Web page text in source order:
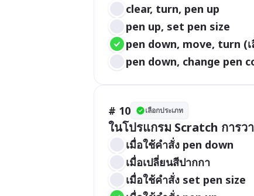
clear, turn, pen up
pen up, set pen size
pen down, move, turn (เ
pen down, change pen
# 10 เลือกประเภท
ในโปรแกรม Scratch การว
เมื่อใช้คำสั่ง pen down
เมื่อเปลี่ยนสีปากกา
เมื่อใช้คำสั่ง set pen size